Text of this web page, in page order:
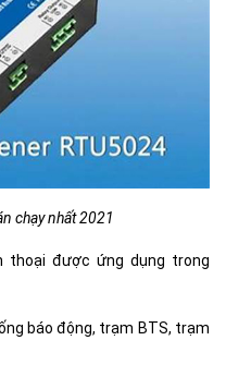
chạy nhất 2021
thoại được ứng dụng trong
báo động, trạm BTS, trạm